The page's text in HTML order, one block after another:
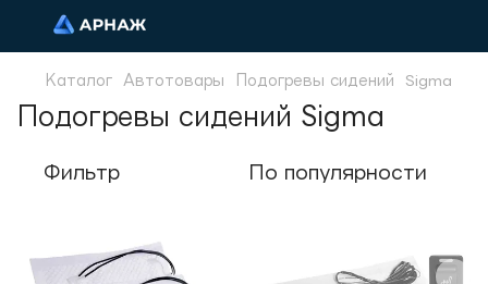
Каталог Автотовары Подогревы сидений Sigma
Подогревы сидений Sigma
Фильтр По популярности